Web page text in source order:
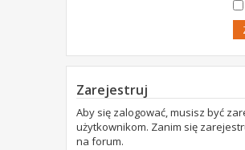
Zarejestruj
Aby się zalogować, musisz być
użytkownikom. Zanim się
na forum.